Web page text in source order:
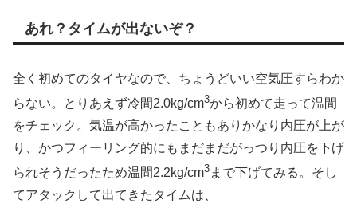
あれ？タイムが出ないぞ？
全く初めてのタイヤなので、ちょうどいい空気圧すらわか
らない。とりあえず冷間2.0kg/cm3から初めて走って温間
をチェック。気温が高かったこともありかなり内圧が上が
り、かつフィーリング的にもまだまだがっつり内圧を下げ
られそうだったため温間2.2kg/cm3 まで下げてみる。そし
てアタックして出てきたタイムは、